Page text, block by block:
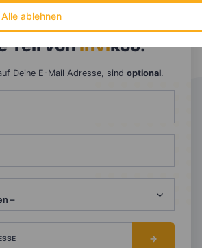
Alle ablehnen
Teil voninvikoo.
Deine E-Mail Adresse, sind optional.